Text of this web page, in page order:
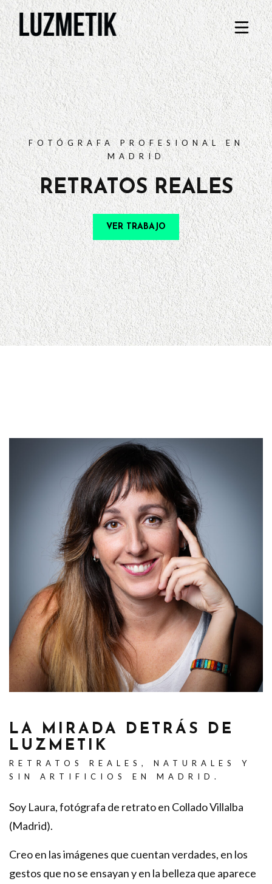
TARIFAS
PREGUNTAS FRECUENTES
CONTACTO
FOTÓGRAFA PROFESIONAL EN
MADRID
RETRATOS REALES
VER TRABAJO
LA MIRADA DETRÁS DE
LUZMETIK
RETRATOS REALES, NATURALES Y
SIN ARTIFICIOS EN MADRID.
Soy Laura, fotógrafa de retrato en Collado Villalba
(Madrid).
Creo en las imágenes que cuentan verdades, en los
gestos que no se ensayan y en la belleza que aparece